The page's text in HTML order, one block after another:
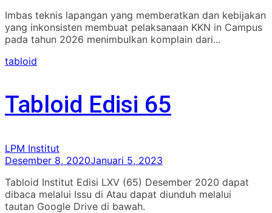
Imbas teknis lapangan yang memberatkan dan kebijakan
yang inkonsisten membuat pelaksanaan KKN in Campus
pada tahun 2026 menimbulkan komplain dari...
tabloid
Tabloid Edisi 65
LPM Institut
Desember 8, 2020Januari 5, 2023
Tabloid Institut Edisi LXV (65) Desember 2020 dapat
dibaca melalui Issu di Atau dapat diunduh melalui
tautan Google Drive di bawah.